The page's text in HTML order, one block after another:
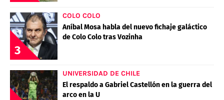
3
COLO COLO
Aníbal Mosa habla del nuevo fichaje galáctico
de Colo Colo tras Vozinha
UNIVERSIDAD DE CHILE
El respaldo a Gabriel Castellón en la guerra del
arco en la U